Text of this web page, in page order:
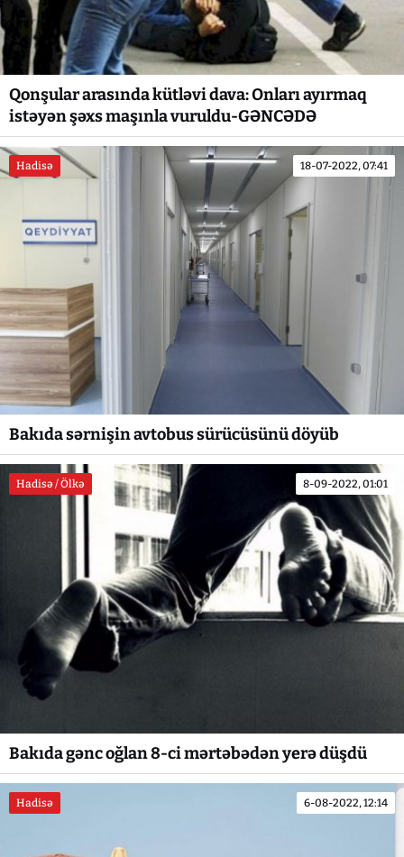
Qonşular arasında kütləvi dava: Onları ayırmaq
istəyən şəxs maşınla vuruldu-GƏNCƏDƏ
Hadisə 18-07-2022, 07:41
Bakıda sərnişin avtobus sürücüsünü döyüb
Hadisə / Ölkə 8-09-2022, 01:01
Bakıda gənc oğlan 8-ci mərtəbədən yerə düşdü
Hadisə 6-08-2022, 12:14